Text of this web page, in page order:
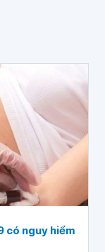
có nguy hiểm